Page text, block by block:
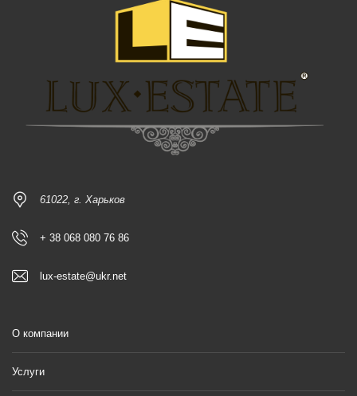
61022, г. Харьков
+ 38 068 080 76 86
lux-estate@ukr.net
О компании
Услуги